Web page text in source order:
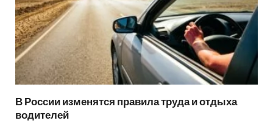
В России изменятся правила труда и отдыха
водителей